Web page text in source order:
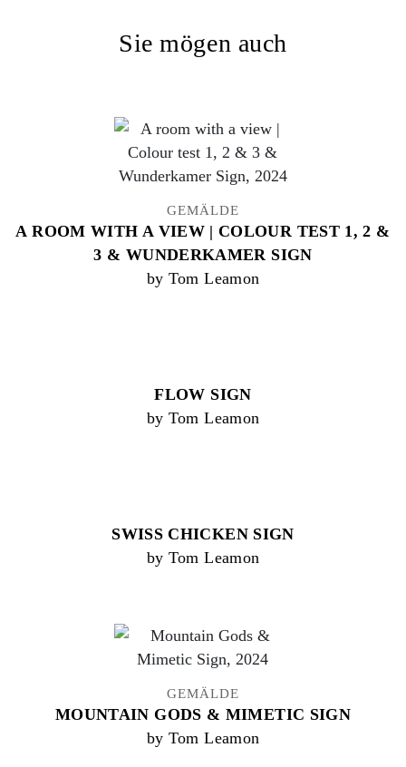
Sie mögen auch
GEMÄLDE
A ROOM WITH A VIEW | COLOUR TEST 1, 2 &
3 & WUNDERKAMER SIGN
by Tom Leamon
FLOW SIGN
by Tom Leamon
SWISS CHICKEN SIGN
by Tom Leamon
GEMÄLDE
MOUNTAIN GODS & MIMETIC SIGN
by Tom Leamon